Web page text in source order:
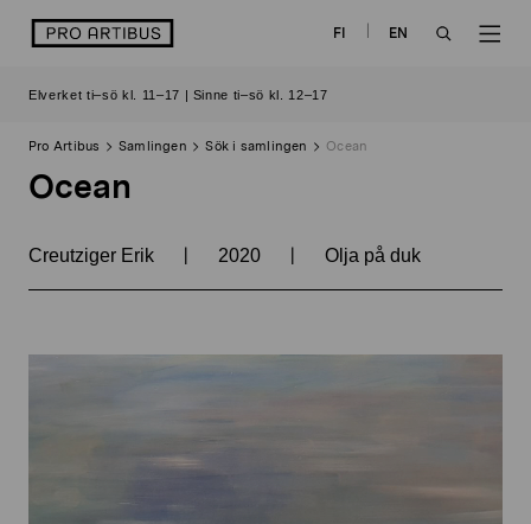
logo FI
EN
Elverket ti–sö kl. 11–17 | Sinne ti–sö kl. 12–17
Pro Artibus Samlingen Sök i samlingen Ocean
Ocean
Creutziger Erik | 2020 | Olja på duk